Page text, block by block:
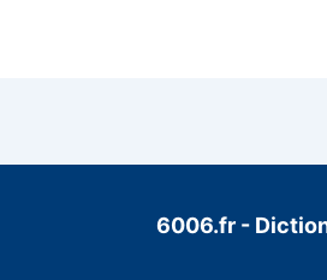
6006.fr -